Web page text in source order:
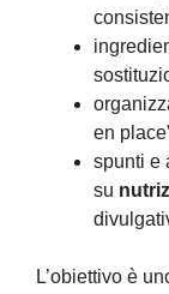
en
spunti e
su
L’obiettivo è